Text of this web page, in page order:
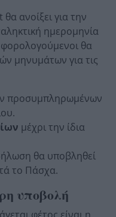
ανοίξει για την
ημερομηνία
θα
μηνυμάτων για τις
προσυμπληρωμένων
μέχρι την ίδια
θα υποβληθεί
το Πάσχα.
υποβολή